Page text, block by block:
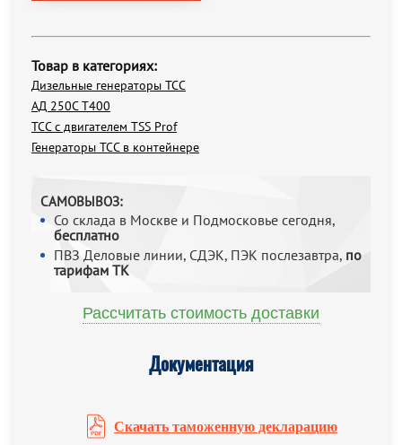
Товар в категориях:
Дизельные генераторы ТСС
АД 250С Т400
ТСС с двигателем TSS Prof
Генераторы ТСС в контейнере
САМОВЫВОЗ:
Со склада в Москве и Подмосковье сегодня,
бесплатно
ПВЗ Деловые линии, СДЭК, ПЭК послезавтра, по
тарифам ТК
Рассчитать стоимость доставки
Документация
Скачать таможенную декларацию